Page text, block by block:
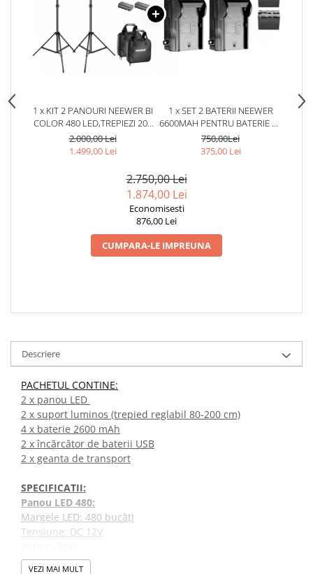
1 x KIT 2 PANOURI NEEWER BI
COLOR 480 LED,TREPIEZI 200
CM, 4 BATERII SI 2
INCARCATORI + GENTUTE
2.000,00 Lei
1.499,00 Lei
1 x SET 2 BATERII NEEWER
6600MAH PENTRU BATERIE LI-
ION SONY NP-F970 + 2
INCARCATOARE NEEWER
750,00Lei
375,00 Lei
2.750,00 Lei
1.874,00 Lei
Economisesti
876,00 Lei
CUMPARA-LE IMPREUNA
Descriere
PACHETUL CONTINE:
2 x panou LED
2 x suport luminos (trepied reglabil 80-200 cm)
4 x baterie 2600 mAh
2 x încărcător de baterii USB
2 x geanta de transport
SPECIFICATII:
Panou LED 480:
Margele LED: 480 bucăți
Tensiune: DC 12V
Temperatura culorii: 3200-5600K
VEZI MAI MULT